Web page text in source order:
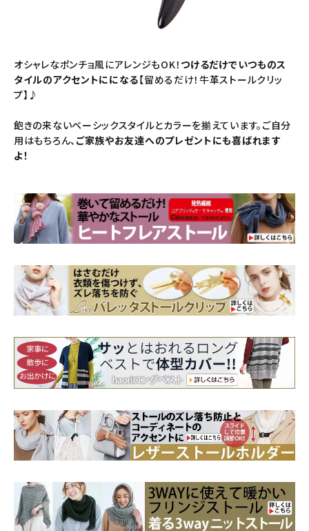
オシャレなポンチョ風にアレンジもOK！ つけるだけでいつものス
タイルのアクセントにになる【留めるだけ！牛革ストールクリッ
プ】♪
飽きの来ないベーシックスタイルとカラーを揃えています。ご自分
用はもちろん、 ご家族やお友達へのプレゼントにも喜ばれます
よ！